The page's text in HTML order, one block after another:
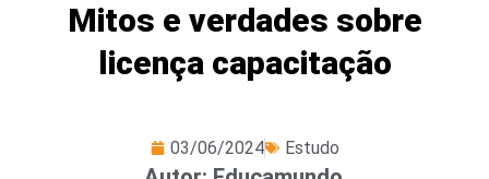
Mitos e verdades sobre
licença capacitação
03/06/2024 Estudo